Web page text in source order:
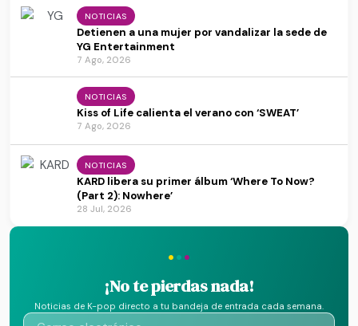
NOTICIAS
Detienen a una mujer por vandalizar la sede de
YG Entertainment
7 Ago, 2026
NOTICIAS
Kiss of Life calienta el verano con ‘SWEAT’
7 Ago, 2026
NOTICIAS
KARD libera su primer álbum ‘Where To Now?
(Part 2): Nowhere’
28 Jul, 2026
···
¡No te pierdas nada!
Noticias de K-pop directo a tu bandeja de entrada cada semana.